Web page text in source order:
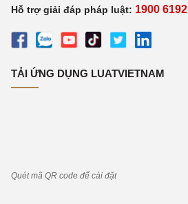
Hỗ trợ giải đáp pháp luật: 1900 6192
TẢI ỨNG DỤNG LUATVIETNAM
Quét mã QR code để cài đặt